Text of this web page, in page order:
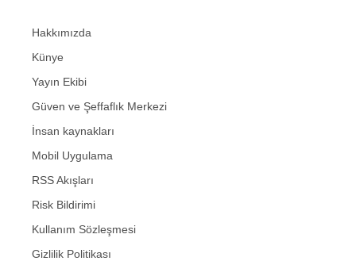
Hakkımızda
Künye
Yayın Ekibi
Güven ve Şeffaflık Merkezi
İnsan kaynakları
Mobil Uygulama
RSS Akışları
Risk Bildirimi
Kullanım Sözleşmesi
Gizlilik Politikası